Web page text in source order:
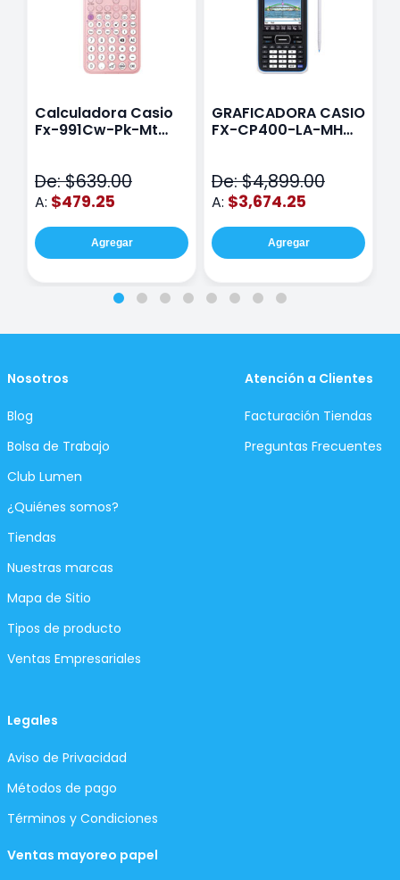
Calculadora Casio
Fx-991Cw-Pk-Mt
De: $639.00
A: $479.25
Agregar
GRAFICADORA CASIO
FX-CP400-LA-MH
De: $4,899.00
A: $3,674.25
Agregar
Nosotros
Blog
Bolsa de Trabajo
Club Lumen
¿Quiénes somos?
Tiendas
Nuestras marcas
Mapa de Sitio
Tipos de producto
Ventas Empresariales
Atención a Clientes
Facturación Tiendas
Preguntas Frecuentes
Legales
Aviso de Privacidad
Métodos de pago
Términos y Condiciones
Ventas mayoreo papel